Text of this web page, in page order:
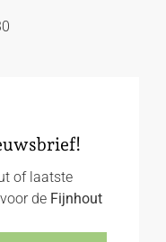
of laatste
de Fijnhout